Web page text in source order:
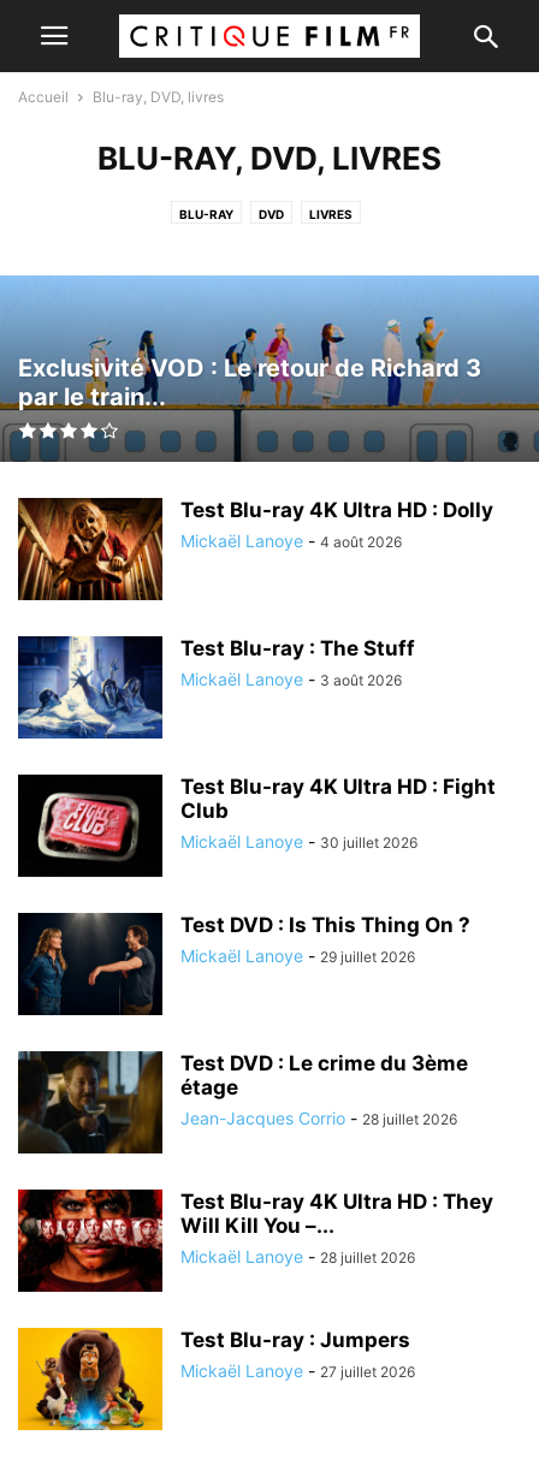
Accueil Blu-ray, DVD, livres
BLU-RAY, DVD, LIVRES
BLU-RAY DVD LIVRES
Exclusivité VOD : Le retour de Richard 3
par le train...
Test Blu-ray 4K Ultra HD : Dolly
Mickaël Lanoye - 4 août 2026
Test Blu-ray : The Stuff
Mickaël Lanoye - 3 août 2026
Test Blu-ray 4K Ultra HD : Fight
Club
Mickaël Lanoye - 30 juillet 2026
Test DVD : Is This Thing On ?
Mickaël Lanoye - 29 juillet 2026
Test DVD : Le crime du 3ème
étage
Jean-Jacques Corrio - 28 juillet 2026
Test Blu-ray 4K Ultra HD : They
Will Kill You –...
Mickaël Lanoye - 28 juillet 2026
Test Blu-ray : Jumpers
Mickaël Lanoye - 27 juillet 2026